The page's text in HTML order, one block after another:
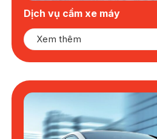
Dịch vụ cầm xe máy
Xem thêm